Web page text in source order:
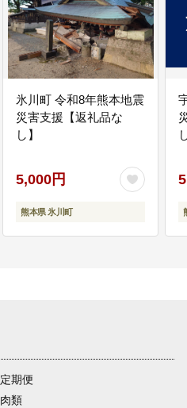
氷川町 令和8年熊本地震
災害支援【返礼品な
し】
5,000円
熊本県 氷川町
定期便
肉類